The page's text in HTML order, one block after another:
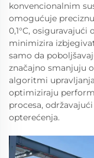
konvencionalnim
omogućuje
0,1°C,
minimizira
samo da
značajno smanjuju
algoritmi
optimiziraju
procesa,
opterećenja.